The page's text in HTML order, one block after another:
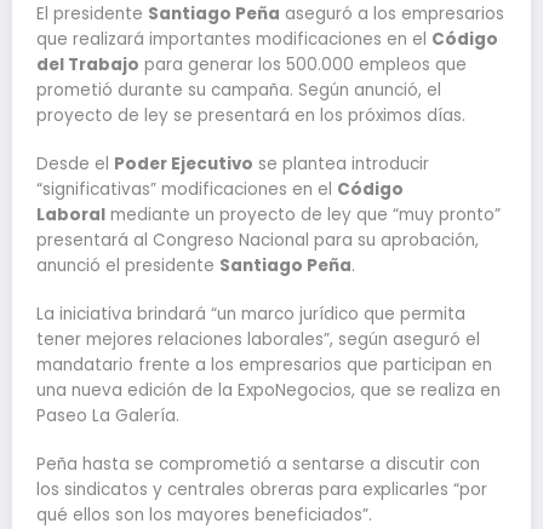
El presidente Santiago Peña aseguró a los empresarios
que realizará importantes modificaciones en el Código
del Trabajo para generar los 500.000 empleos que
prometió durante su campaña. Según anunció, el
proyecto de ley se presentará en los próximos días.
Desde el Poder Ejecutivo se plantea introducir
“significativas” modificaciones en el Código
Laboral mediante un proyecto de ley que “muy pronto”
presentará al Congreso Nacional para su aprobación,
anunció el presidente Santiago Peña.
La iniciativa brindará “un marco jurídico que permita
tener mejores relaciones laborales”, según aseguró el
mandatario frente a los empresarios que participan en
una nueva edición de la ExpoNegocios, que se realiza en
Paseo La Galería.
Peña hasta se comprometió a sentarse a discutir con
los sindicatos y centrales obreras para explicarles “por
qué ellos son los mayores beneficiados”.